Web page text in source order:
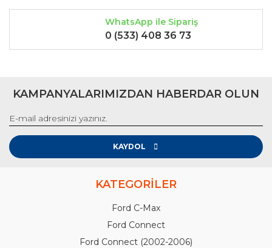
WhatsApp ile Sipariş
0 (533) 408 36 73
KAMPANYALARIMIZDAN HABERDAR OLUN
KAYDOL
KATEGORİLER
Ford C-Max
Ford Connect
Ford Connect (2002-2006)